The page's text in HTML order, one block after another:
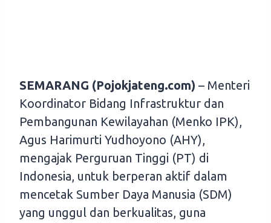
SEMARANG (Pojokjateng.com) – Menteri
Koordinator Bidang Infrastruktur dan
Pembangunan Kewilayahan (Menko IPK),
Agus Harimurti Yudhoyono (AHY),
mengajak Perguruan Tinggi (PT) di
Indonesia, untuk berperan aktif dalam
mencetak Sumber Daya Manusia (SDM)
yang unggul dan berkualitas, guna